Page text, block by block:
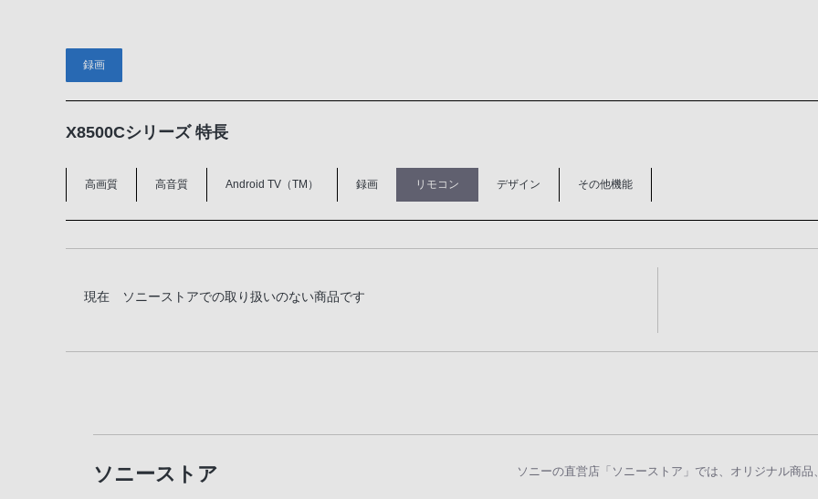
録画
X8500Cシリーズ 特長
高画質 高音質 Android TV（TM） 録画 リモコン デザイン その他機能
現在 ソニーストアでの取り扱いのない商品です
ソニーストア ソニーの直営店「ソニーストア」では、オリジナル商